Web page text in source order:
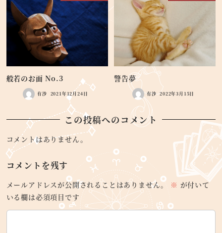
般若のお面 No.3
有沙 2021年12月24日
警告夢
有沙 2022年3月15日
この投稿へのコメント
コメントはありません。
コメントを残す
メールアドレスが公開されることはありません。 ※ が付いて
いる欄は必須項目です